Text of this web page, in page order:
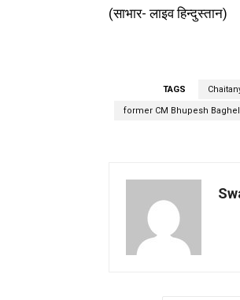
(साभार- लाइव हिन्दुस्तान)
TAGS
former CM Bhupesh Baghel